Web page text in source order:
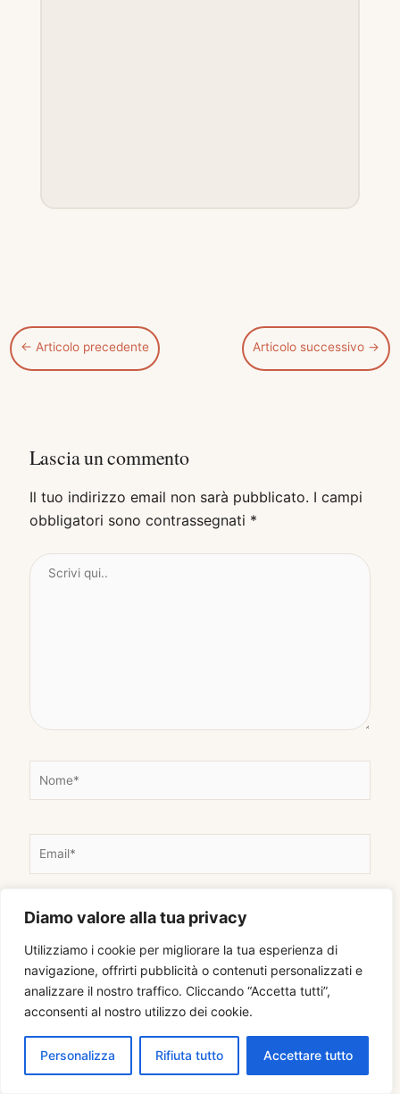
Diamo valore alla tua privacy
Utilizziamo i cookie per migliorare la tua esperienza di
navigazione, offrirti pubblicità o contenuti personalizzati e
analizzare il nostro traffico. Cliccando “Accetta tutti”,
acconsenti al nostro utilizzo dei cookie.
Personalizza Rifiuta tutto Accettare tutto
← Articolo precedente Articolo successivo →
Lascia un commento
Il tuo indirizzo email non sarà pubblicato. I campi
obbligatori sono contrassegnati *
Scrivi
e
a
i
*
S
i
t
o
w
e
Salva il mio nome, email e sito web in questo
browser per la prossima volta che commento.